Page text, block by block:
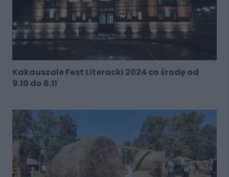
Kakauszale Fest Literacki 2024 co środę od
9.10 do 6.11